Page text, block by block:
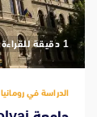
‫1 دقيقة للقراءة
الدراسة في رومانيا